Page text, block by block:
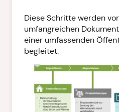
Diese Schritte werden
umfangreichen
einer umfassenden
begleitet.